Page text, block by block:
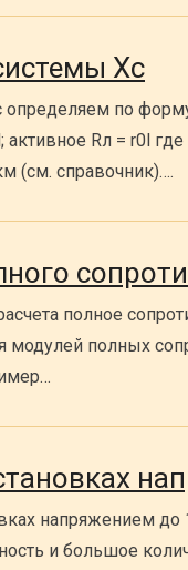
Хс
определяем по
активное Rл = r0l
(см. справочник)….
полное
полных
напряжением
и большое